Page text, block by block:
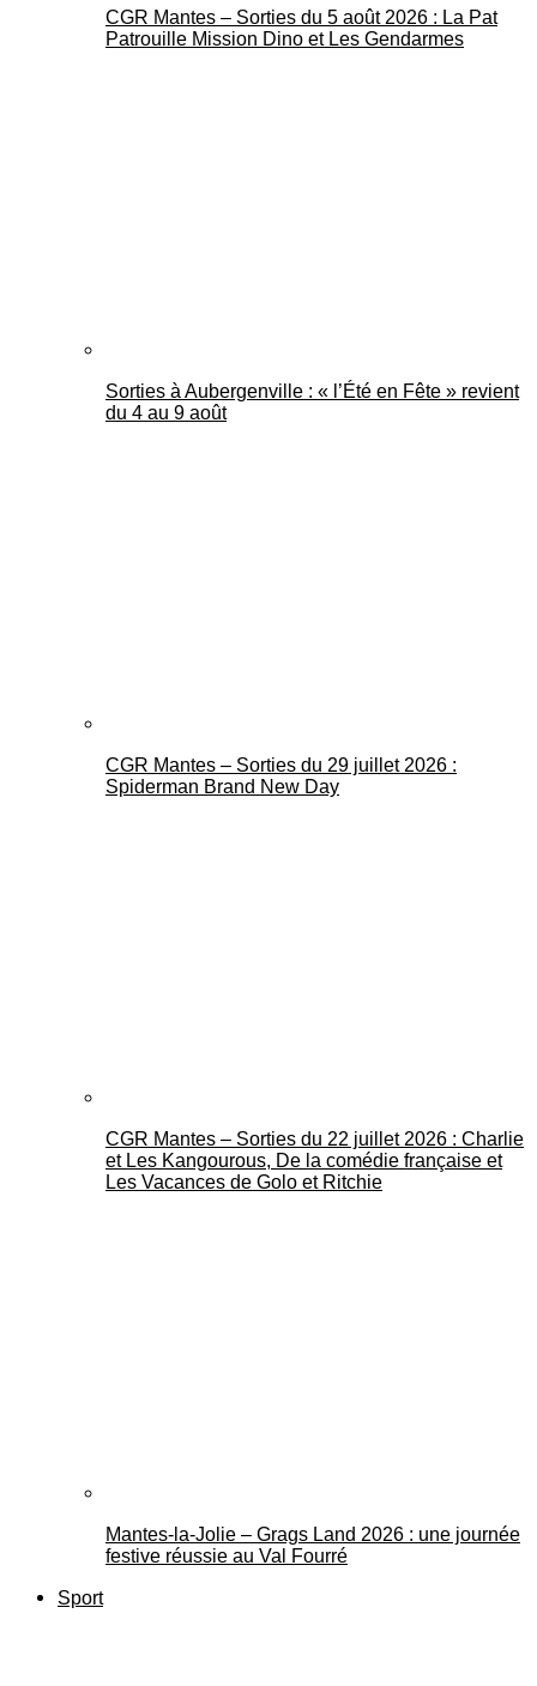
CGR Mantes – Sorties du 5 août 2026 : La Pat
Patrouille Mission Dino et Les Gendarmes
Sorties à Aubergenville : « l’Été en Fête » revient
du 4 au 9 août
CGR Mantes – Sorties du 29 juillet 2026 :
Spiderman Brand New Day
CGR Mantes – Sorties du 22 juillet 2026 : Charlie
et Les Kangourous, De la comédie française et
Les Vacances de Golo et Ritchie
Mantes-la-Jolie – Grags Land 2026 : une journée
festive réussie au Val Fourré
Sport